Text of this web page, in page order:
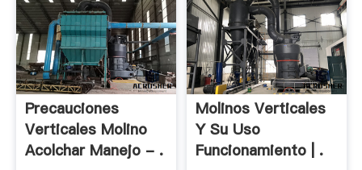
Precauciones
Verticales Molino
Acolchar Manejo - .
Molinos Verticales
Y Su Uso
Funcionamiento | .